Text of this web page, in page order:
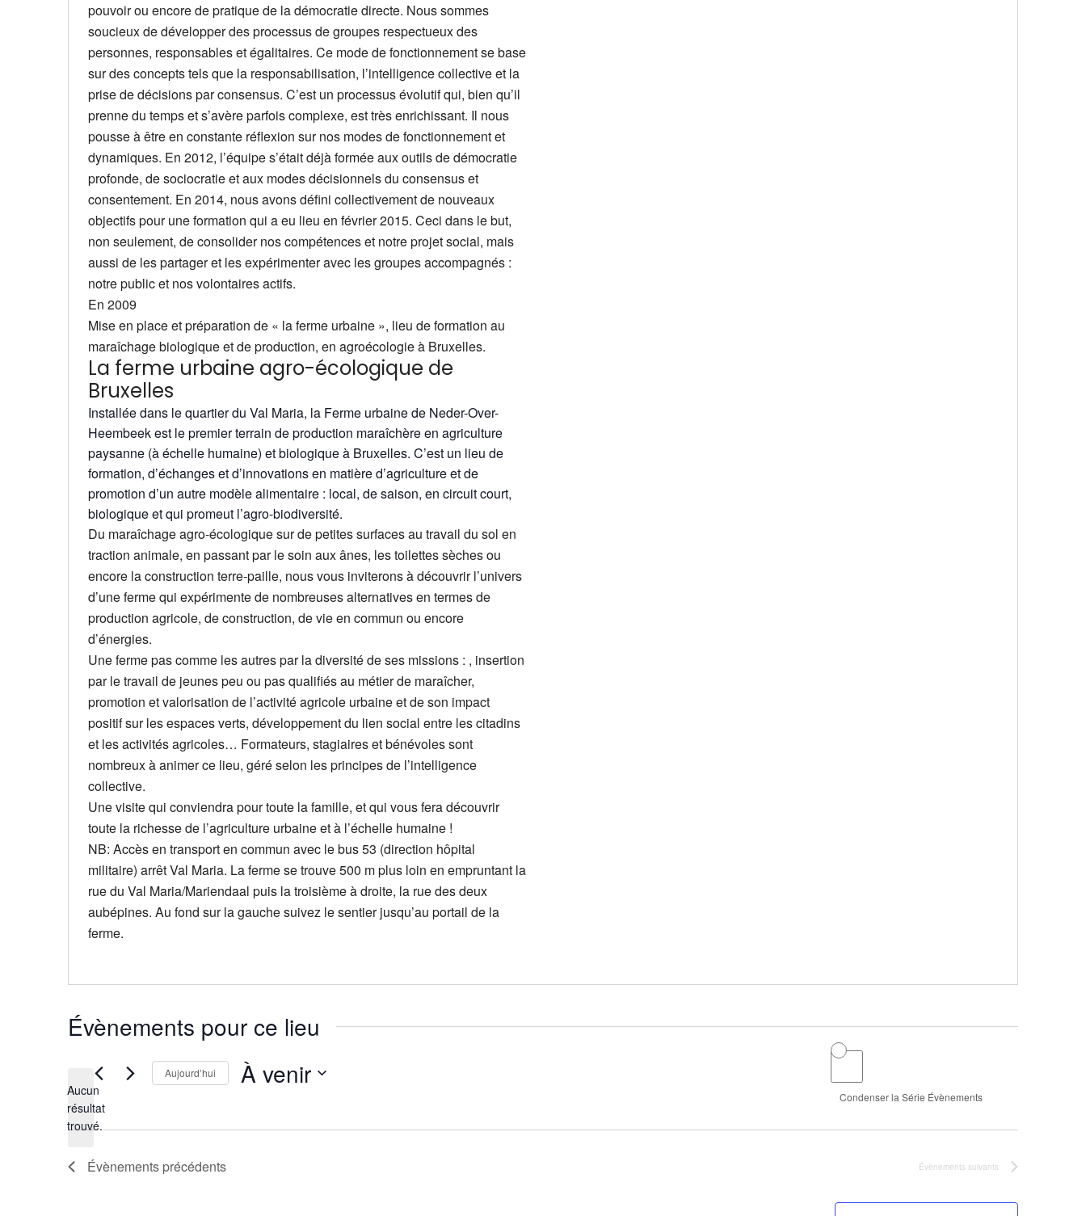
pouvoir ou encore de pratique de la démocratie directe. Nous sommes
soucieux de développer des processus de groupes respectueux des
personnes, responsables et égalitaires. Ce mode de fonctionnement se base
sur des concepts tels que la responsabilisation, l’intelligence collective et la
prise de décisions par consensus. C’est un processus évolutif qui, bien qu’il
prenne du temps et s’avère parfois complexe, est très enrichissant. Il nous
pousse à être en constante réflexion sur nos modes de fonctionnement et
dynamiques. En 2012, l’équipe s’était déjà formée aux outils de démocratie
profonde, de sociocratie et aux modes décisionnels du consensus et
consentement. En 2014, nous avons défini collectivement de nouveaux
objectifs pour une formation qui a eu lieu en février 2015. Ceci dans le but,
non seulement, de consolider nos compétences et notre projet social, mais
aussi de les partager et les expérimenter avec les groupes accompagnés :
notre public et nos volontaires actifs.
En 2009
Mise en place et préparation de « la ferme urbaine », lieu de formation au
maraîchage biologique et de production, en agroécologie à Bruxelles.
La ferme urbaine agro-écologique de
Bruxelles
Installée dans le quartier du Val Maria, la Ferme urbaine de Neder-Over-
Heembeek est le premier terrain de production maraîchère en agriculture
paysanne (à échelle humaine) et biologique à Bruxelles. C’est un lieu de
formation, d’échanges et d’innovations en matière d’agriculture et de
promotion d’un autre modèle alimentaire : local, de saison, en circuit court,
biologique et qui promeut l’agro-biodiversité.
Du maraîchage agro-écologique sur de petites surfaces au travail du sol en
traction animale, en passant par le soin aux ânes, les toilettes sèches ou
encore la construction terre-paille, nous vous inviterons à découvrir l’univers
d’une ferme qui expérimente de nombreuses alternatives en termes de
production agricole, de construction, de vie en commun ou encore
d’énergies.
Une ferme pas comme les autres par la diversité de ses missions : , insertion
par le travail de jeunes peu ou pas qualifiés au métier de maraîcher,
promotion et valorisation de l’activité agricole urbaine et de son impact
positif sur les espaces verts, développement du lien social entre les citadins
et les activités agricoles… Formateurs, stagiaires et bénévoles sont
nombreux à animer ce lieu, géré selon les principes de l’intelligence
collective.
Une visite qui conviendra pour toute la famille, et qui vous fera découvrir
toute la richesse de l’agriculture urbaine et à l’échelle humaine !
NB: Accès en transport en commun avec le bus 53 (direction hôpital
militaire) arrêt Val Maria. La ferme se trouve 500 m plus loin en empruntant la
rue du Val Maria/Mariendaal puis la troisième à droite, la rue des deux
aubépines. Au fond sur la gauche suivez le sentier jusqu’au portail de la
ferme.
Évènements pour ce lieu
Notice
Aucun
résultat
trouvé.
Aujourd’hui À venir
Condenser la Série Évènements
Évènements précédents Évènements suivants